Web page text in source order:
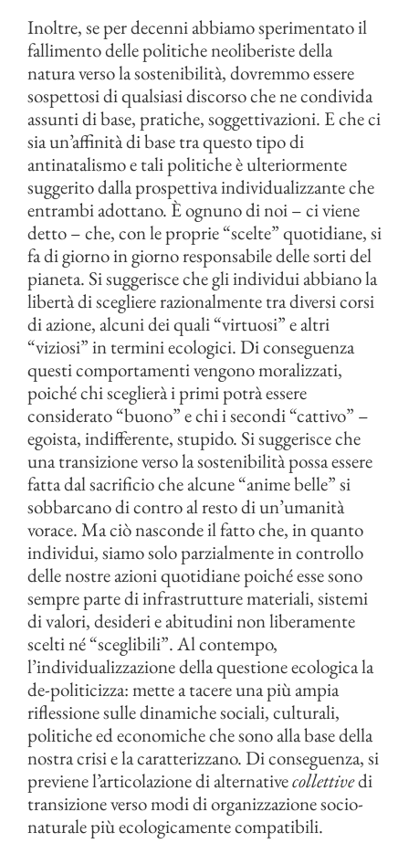
Inoltre, se per decenni abbiamo sperimentato il
fallimento delle politiche neoliberiste della
natura verso la sostenibilità, dovremmo essere
sospettosi di qualsiasi discorso che ne condivida
assunti di base, pratiche, soggettivazioni. E che ci
sia un’affinità di base tra questo tipo di
antinatalismo e tali politiche è ulteriormente
suggerito dalla prospettiva individualizzante che
entrambi adottano. È ognuno di noi – ci viene
detto – che, con le proprie “scelte” quotidiane, si
fa di giorno in giorno responsabile delle sorti del
pianeta. Si suggerisce che gli individui abbiano la
libertà di scegliere razionalmente tra diversi corsi
di azione, alcuni dei quali “virtuosi” e altri
“viziosi” in termini ecologici. Di conseguenza
questi comportamenti vengono moralizzati,
poiché chi sceglierà i primi potrà essere
considerato “buono” e chi i secondi “cattivo” –
egoista, indifferente, stupido. Si suggerisce che
una transizione verso la sostenibilità possa essere
fatta dal sacrificio che alcune “anime belle” si
sobbarcano di contro al resto di un’umanità
vorace. Ma ciò nasconde il fatto che, in quanto
individui, siamo solo parzialmente in controllo
delle nostre azioni quotidiane poiché esse sono
sempre parte di infrastrutture materiali, sistemi
di valori, desideri e abitudini non liberamente
scelti né “sceglibili”. Al contempo,
l’individualizzazione della questione ecologica la
de-politicizza: mette a tacere una più ampia
riflessione sulle dinamiche sociali, culturali,
politiche ed economiche che sono alla base della
nostra crisi e la caratterizzano. Di conseguenza, si
previene l’articolazione di alternativecollettivedi
transizione verso modi di organizzazione socio-
naturale più ecologicamente compatibili.